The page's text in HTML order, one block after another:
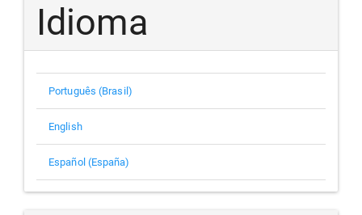
Idioma
Português (Brasil)
English
Español (España)